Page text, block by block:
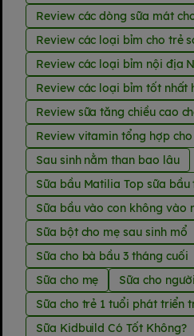
Review các dòng sữa mát
Review các loại bỉm cho trẻ
Review các loại bỉm nội địa
Review các loại bỉm tốt nhất
Review sữa tăng chiều cao
Review vitamin tổng hợp
Sau sinh nằm than bao lâu
Sữa bầu Matilia Top sữa
Sữa bầu vào con không vào
Sữa bột cho mẹ sau sinh mổ
Sữa cho bà bầu 3 tháng cuối
Sữa cho mẹ
Sữa cho
Sữa cho trẻ 1 tuổi phát triển
Sữa Kidbuild Có Tốt Không?